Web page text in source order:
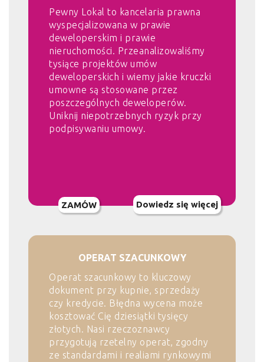
Pewny Lokal to kancelaria prawna
wyspecjalizowana w prawie
deweloperskim i prawie
nieruchomości. Przeanalizowaliśmy
tysiące projektów umów
deweloperskich i wiemy jakie kruczki
umowne są stosowane przez
poszczególnych deweloperów.
Uniknij niepotrzebnych ryzyk przy
podpisywaniu umowy.
ZAMÓW Dowiedz się więcej
OPERAT SZACUNKOWY
Operat szacunkowy to kluczowy
dokument przy kupnie, sprzedaży
czy kredycie. Błędna wycena może
kosztować Cię dziesiątki tysięcy
złotych. Nasi rzeczoznawcy
przygotują rzetelny operat, zgodny
ze standardami i realiami rynkowymi